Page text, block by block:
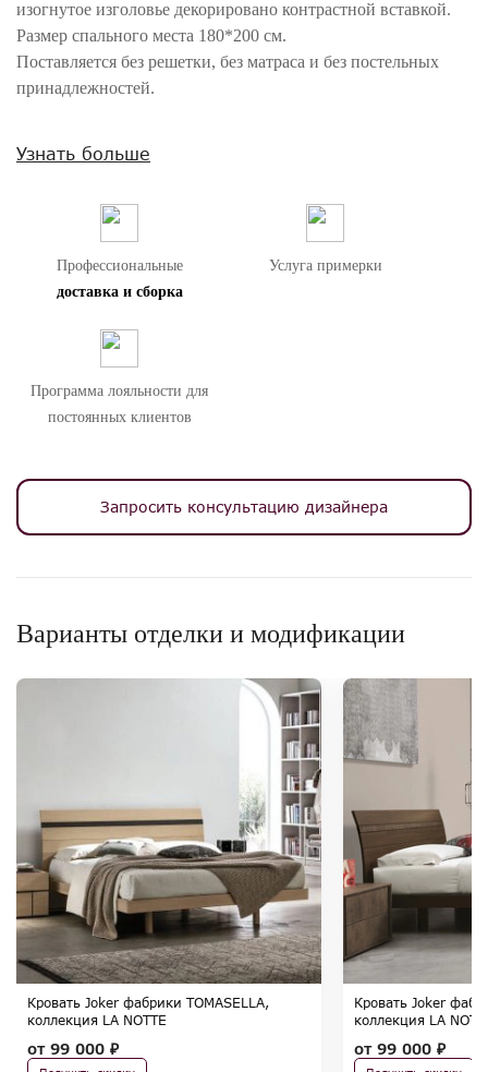
изогнутое изголовье декорировано контрастной вставкой.
Размер спального места 180*200 см.
Поставляется без решетки, без матраса и без постельных
принадлежностей.
особенностей цветопередачи различных мониторов.
Узнать больше
Профессиональные
доставка и сборка
Услуга примерки
Программа лояльности для
постоянных клиентов
Запросить консультацию дизайнера
Варианты отделки и модификации
Кровать Joker фабрики TOMASELLA,
коллекция LA NOTTE
от99 000 ₽
Кровать Joker
коллекция LA
от99 000 ₽